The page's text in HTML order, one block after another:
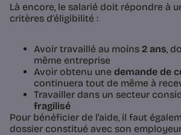
Là encore, le salarié doit répondre à
critères d’éligibilité :
Avoir travaillé au moins 2 ans,
même entreprise
Avoir obtenu une demande de
continuera tout de même à
Travailler dans un secteur
fragilisé
Pour bénéficier de l’aide, il faut
dossier constitué avec son